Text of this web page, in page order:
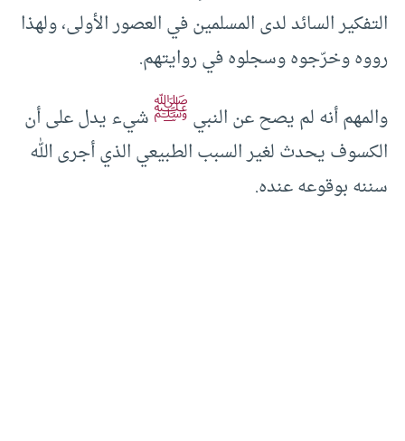
التفكير السائد لدى المسلمين في العصور الأولى، ولهذا
رووه وخرّجوه وسجلوه في روايتهم.
والمهم أنه لم يصح عن النبيﷺشيء يدل على أن
الكسوف يحدث لغير السبب الطبيعي الذي أجرى الله
سننه بوقوعه عنده.